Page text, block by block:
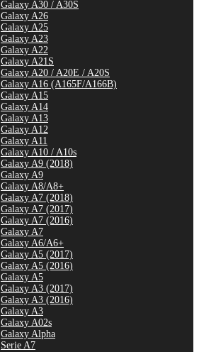
Galaxy A30 / A30S
Galaxy A26
Galaxy A25
Galaxy A23
Galaxy A22
Galaxy A21S
Galaxy A20 / A20E / A20S
Galaxy A16 (A165F/A166B)
Galaxy A15
Galaxy A14
Galaxy A13
Galaxy A12
Galaxy A11
Galaxy A10 / A10s
Galaxy A9 (2018)
Galaxy A9
Galaxy A8/A8+
Galaxy A7 (2018)
Galaxy A7 (2017)
Galaxy A7 (2016)
Galaxy A7
Galaxy A6/A6+
Galaxy A5 (2017)
Galaxy A5 (2016)
Galaxy A5
Galaxy A3 (2017)
Galaxy A3 (2016)
Galaxy A3
Galaxy A02s
Galaxy Alpha
Serie A7